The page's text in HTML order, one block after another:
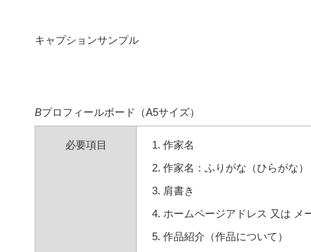
キャプションサンプル
Bプロフィールボード（A5サイズ）
必要項目
作家名
作家名：ふりがな（ひらがな）
肩書き
ホームページアドレス 又は メ
作品紹介（作品について）